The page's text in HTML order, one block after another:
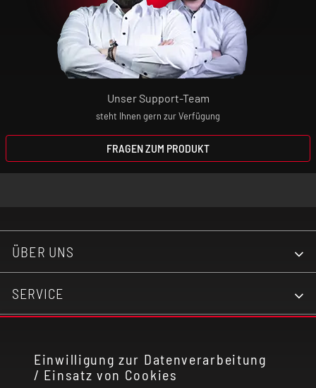
Einwilligung zur Datenverarbeitung
/ Einsatz von Cookies
Unser Support-Team
steht Ihnen gern zur Verfügung
FRAGEN ZUM PRODUKT
ÜBER UNS
SERVICE
RECHTLICHES